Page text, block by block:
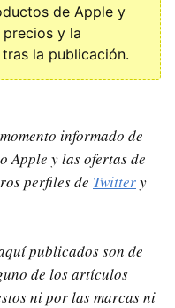
de Apple y
y la
la publicación.
informado de
Apple y las ofertas de
perfiles de Twittery
publicados son de
de los artículos
ni por las marcas ni